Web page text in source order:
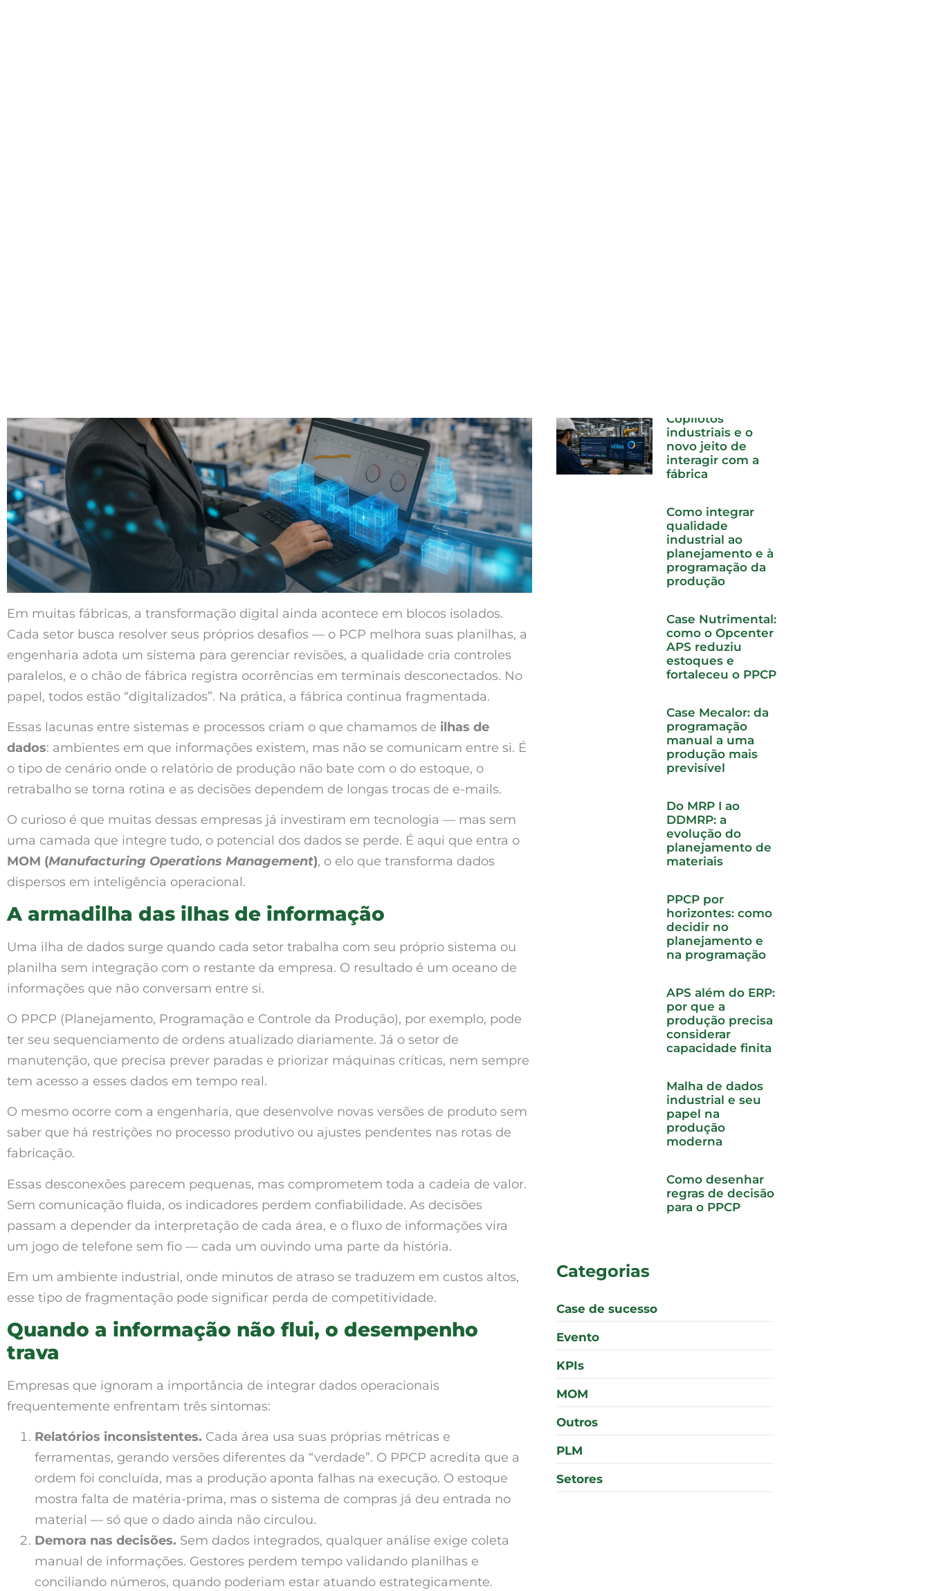
Em muitas fábricas, a transformação digital ainda acontece em blocos isolados.
Cada setor busca resolver seus próprios desafios — o PCP melhora suas planilhas, a
engenharia adota um sistema para gerenciar revisões, a qualidade cria controles
paralelos, e o chão de fábrica registra ocorrências em terminais desconectados. No
papel, todos estão “digitalizados”. Na prática, a fábrica continua fragmentada.
Essas lacunas entre sistemas e processos criam o que chamamos de ilhas de
dados: ambientes em que informações existem, mas não se comunicam entre si. É
o tipo de cenário onde o relatório de produção não bate com o do estoque, o
retrabalho se torna rotina e as decisões dependem de longas trocas de e-mails.
O curioso é que muitas dessas empresas já investiram em tecnologia — mas sem
uma camada que integre tudo, o potencial dos dados se perde. É aqui que entra o
MOM (Manufacturing Operations Management), o elo que transforma dados
dispersos em inteligência operacional.
A armadilha das ilhas de informação
Uma ilha de dados surge quando cada setor trabalha com seu próprio sistema ou
planilha sem integração com o restante da empresa. O resultado é um oceano de
informações que não conversam entre si.
O PPCP (Planejamento, Programação e Controle da Produção), por exemplo, pode
ter seu sequenciamento de ordens atualizado diariamente. Já o setor de
manutenção, que precisa prever paradas e priorizar máquinas críticas, nem sempre
tem acesso a esses dados em tempo real.
O mesmo ocorre com a engenharia, que desenvolve novas versões de produto sem
saber que há restrições no processo produtivo ou ajustes pendentes nas rotas de
fabricação.
Essas desconexões parecem pequenas, mas comprometem toda a cadeia de valor.
Sem comunicação fluida, os indicadores perdem confiabilidade. As decisões
passam a depender da interpretação de cada área, e o fluxo de informações vira
um jogo de telefone sem fio — cada um ouvindo uma parte da história.
Em um ambiente industrial, onde minutos de atraso se traduzem em custos altos,
esse tipo de fragmentação pode significar perda de competitividade.
Quando a informação não flui, o desempenho
trava
Empresas que ignoram a importância de integrar dados operacionais
frequentemente enfrentam três sintomas:
Relatórios inconsistentes. Cada área usa suas próprias métricas e
ferramentas, gerando versões diferentes da “verdade”. O PPCP acredita que a
ordem foi concluída, mas a produção aponta falhas na execução. O estoque
mostra falta de matéria-prima, mas o sistema de compras já deu entrada no
material — só que o dado ainda não circulou.
Demora nas decisões. Sem dados integrados, qualquer análise exige coleta
manual de informações. Gestores perdem tempo validando planilhas e
conciliando números, quando poderiam estar atuando estrategicamente.
Copilotos
industriais e o
novo jeito de
interagir com a
fábrica
Como integrar
qualidade
industrial ao
planejamento e à
programação da
produção
Case Nutrimental:
como o Opcenter
APS reduziu
estoques e
fortaleceu o PPCP
Case Mecalor: da
programação
manual a uma
produção mais
previsível
Do MRP I ao
DDMRP: a
evolução do
planejamento de
materiais
PPCP por
horizontes: como
decidir no
planejamento e
na programação
APS além do ERP:
por que a
produção precisa
considerar
capacidade finita
Malha de dados
industrial e seu
papel na
produção
moderna
Como desenhar
regras de decisão
para o PPCP
Categorias
Case de sucesso
Evento
KPIs
MOM
Outros
PLM
Setores